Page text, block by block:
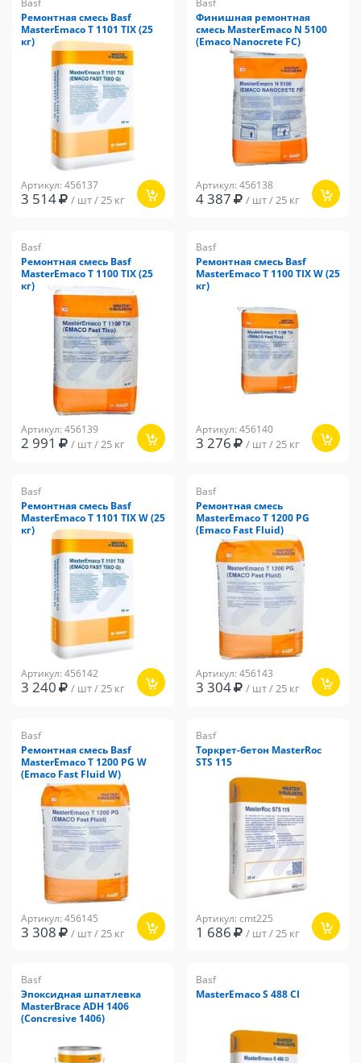
Ремонтная смесь Basf
MasterEmaco T 1101 TIX (25
кг)
Артикул: 456137
3 514 / шт / 25 кг
Финишная ремонтная
смесь MasterEmaco N 5100
(Emaco Nanocrete FC)
Артикул: 456138
4 387 / шт / 25 кг
Basf
Ремонтная смесь Basf
MasterEmaco T 1100 TIX (25
кг)
Артикул: 456139
2 991 / шт / 25 кг
Basf
Ремонтная смесь Basf
MasterEmaco T 1100 TIX W (25
кг)
Артикул: 456140
3 276 / шт / 25 кг
Basf
Ремонтная смесь Basf
MasterEmaco T 1101 TIX W (25
кг)
Артикул: 456142
3 240 / шт / 25 кг
Basf
Ремонтная смесь
MasterEmaco T 1200 PG
(Emaco Fast Fluid)
Артикул: 456143
3 304 / шт / 25 кг
Basf
Ремонтная смесь Basf
MasterEmaco T 1200 PG W
(Emaco Fast Fluid W)
Артикул: 456145
3 308 / шт / 25 кг
Basf
Торкрет-бетон MasterRoc
STS 115
Артикул: cmt225
1 686 / шт / 25 кг
Basf
Эпоксидная шпатлевка
MasterBrace ADH 1406
(Concresive 1406)
Basf
MasterEmaco S 488 CI